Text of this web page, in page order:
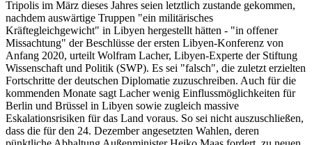
Tripolis im März dieses Jahres seien letztlich zustande gekommen,
nachdem auswärtige Truppen "ein militärisches
Kräftegleichgewicht" in Libyen hergestellt hätten - "in offener
Missachtung" der Beschlüsse der ersten Libyen-Konferenz von
Anfang 2020, urteilt Wolfram Lacher, Libyen-Experte der Stiftung
Wissenschaft und Politik (SWP). Es sei "falsch", die zuletzt erzielten
Fortschritte der deutschen Diplomatie zuzuschreiben. Auch für die
kommenden Monate sagt Lacher wenig Einflussmöglichkeiten für
Berlin und Brüssel in Libyen sowie zugleich massive
Eskalationsrisiken für das Land voraus. So sei nicht auszuschließen,
dass die für den 24. Dezember angesetzten Wahlen, deren